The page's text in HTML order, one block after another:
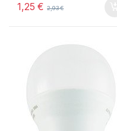
1,25€ 2,93€